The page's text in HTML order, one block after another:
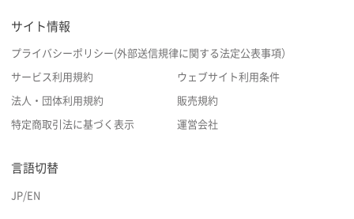
サイト情報
プライバシーポリシー(外部送信規律に関する法定公表事項）
サービス利用規約 ウェブサイト利用条件
法人・団体利用規約 販売規約
特定商取引法に基づく表示 運営会社
言語切替
JP/EN